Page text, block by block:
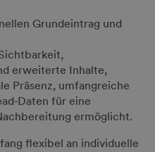
Grundeintrag und
erweiterte Inhalte,
Präsenz, umfangreiche
für eine
ermöglicht.
flexibel an individuelle